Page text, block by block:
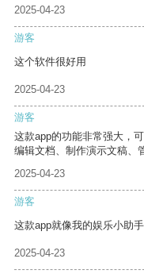
2025-04-23
游客
这个软件很好用
2025-04-23
游客
这款app的功能非常强大，
编辑文档、制作演示文稿、
2025-04-23
游客
这款app就像我的娱乐小助
2025-04-23